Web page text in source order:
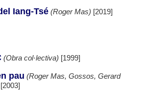
Iang-Tsé (Roger Mas) [2019]
(Obra col·lectiva) [1999]
pau (Roger Mas, Gossos, Gerard
[2003]